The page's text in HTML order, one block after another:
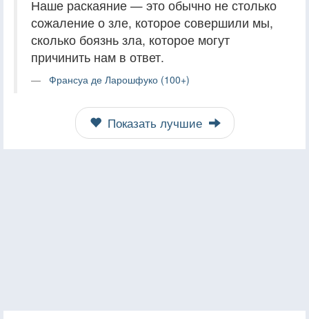
Наше раскаяние — это обычно не столько
сожаление о зле, которое совершили мы,
сколько боязнь зла, которое могут
причинить нам в ответ.
Франсуа де Ларошфуко (100+)
Показать лучшие